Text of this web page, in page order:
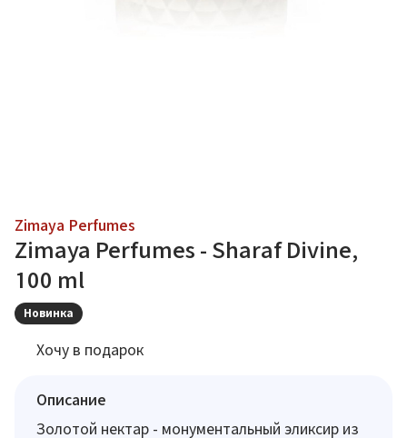
Zimaya Perfumes
Zimaya Perfumes - Sharaf Divine,
100 ml
Новинка
Хочу в подарок
Описание
Золотой нектар - монументальный эликсир из